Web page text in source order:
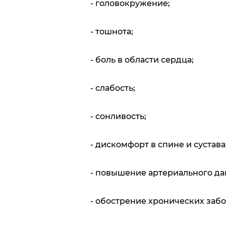
- головокружение;
- тошнота;
- боль в области сердца;
- слабость;
- сонливость;
- дискомфорт в спине и
- повышение артериального
- обострение хронических